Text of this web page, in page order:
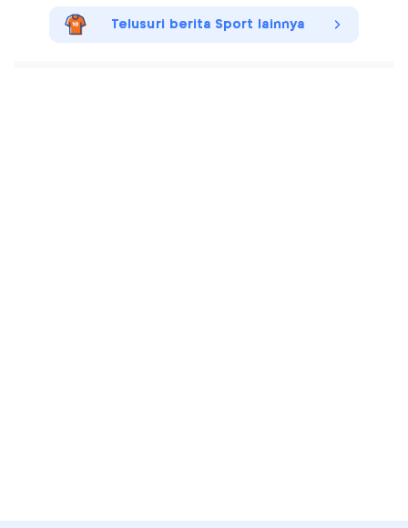
Telusuri berita Sport lainnya